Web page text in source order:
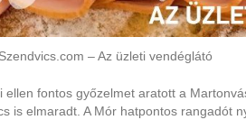
Szendvics.com – Az üzleti vendéglátó
fontos győzelmet aratott a
is elmaradt. A Mór hatpontos rangadót